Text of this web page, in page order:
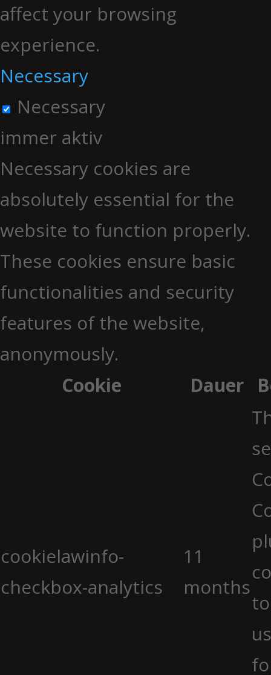
affect your browsing
experience.
Necessary
Necessary
immer aktiv
Necessary cookies are
absolutely essential for the
website to function properly.
These cookies ensure basic
functionalities and security
features of the website,
anonymously.
Cookie
Dauer
cookielawinfo-
checkbox-analytics
11
months